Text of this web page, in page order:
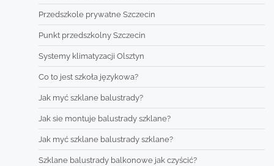
Przedszkole prywatne Szczecin
Punkt przedszkolny Szczecin
Systemy klimatyzacji Olsztyn
Co to jest szkoła językowa?
Jak myć szklane balustrady?
Jak sie montuje balustrady szklane?
Jak myć szklane balustrady szklane?
Szklane balustrady balkonowe jak czyścić?